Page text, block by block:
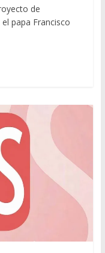
de
papa Francisco